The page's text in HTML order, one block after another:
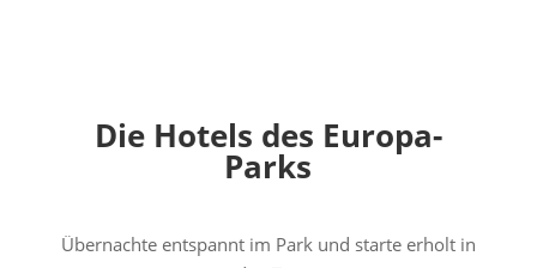
Die Hotels des Europa-
Parks
Übernachte entspannt im Park und starte erholt in